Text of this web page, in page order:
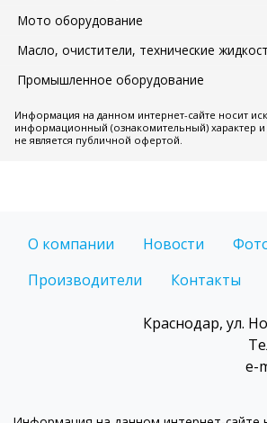
Мото оборудование
Масло, очистители, технические
Промышленное оборудование
Информация на данном интернет-сайте носит
информационный (ознакомительный) характер и
не является публичной офертой.
О компании Новости
Производители
Контакты
Краснодар, ул.
e-